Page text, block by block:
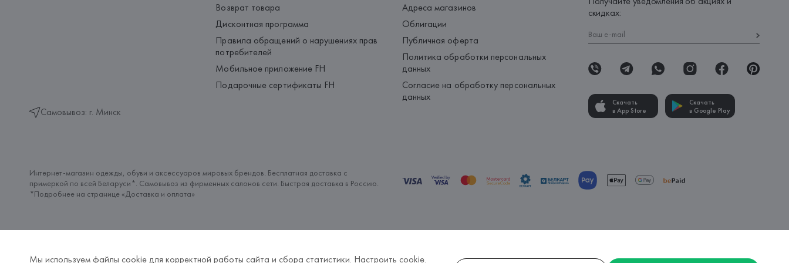
Самовывоз: г. Минск
Возврат товара
Дисконтная программа
Правила обращений о нарушениях прав
потребителей
Мобильное приложение FH
Подарочные сертификаты FH
Адреса магазинов
Облигации
Публичная оферта
Политика обработки персональных
данных
Согласие на обработку персональных
данных
скидках:
Скачать
в App Store
Скачать
в Google Play
Интернет-магазин одежды, обуви и аксессуаров мировых брендов. Бесплатная доставка с
примеркой по всей Беларуси*. Самовывоз из фирменных салонов сети. Быстрая доставка в Россию.
*Подробнее на странице «Доставка и оплата»
Мы используем файлы cookie для корректной работы сайта и сбора статистики. Настроить cookie.